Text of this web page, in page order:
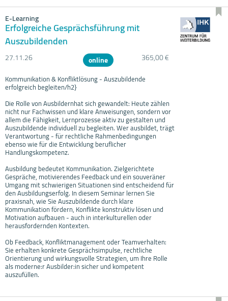
E-Learning
Erfolgreiche Gesprächsführung mit
Auszubildenden
27.11.26 online 365,00 €
Kommunikation & Konfliktlösung - Auszubildende
erfolgreich begleiten/h2}
Die Rolle von Ausbildernhat sich gewandelt: Heute zählen
nicht nur Fachwissen und klare Anweisungen, sondern vor
allem die Fähigkeit, Lernprozesse aktiv zu gestalten und
Auszubildende individuell zu begleiten. Wer ausbildet, trägt
Verantwortung - für rechtliche Rahmenbedingungen
ebenso wie für die Entwicklung beruflicher
Handlungskompetenz.
Ausbildung bedeutet Kommunikation. Zielgerichtete
Gespräche, motivierendes Feedback und ein souveräner
Umgang mit schwierigen Situationen sind entscheidend für
den Ausbildungserfolg. In diesem Seminar lernen Sie
praxisnah, wie Sie Auszubildende durch klare
Kommunikation fördern, Konflikte konstruktiv lösen und
Motivation aufbauen - auch in interkulturellen oder
herausfordernden Kontexten.
Ob Feedback, Konfliktmanagement oder Teamverhalten:
Sie erhalten konkrete Gesprächsimpulse, rechtliche
Orientierung und wirkungsvolle Strategien, um Ihre Rolle
als moderne:r Ausbilder:in sicher und kompetent
auszufüllen.